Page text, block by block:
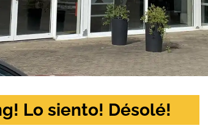
Lo siento! Désolé!